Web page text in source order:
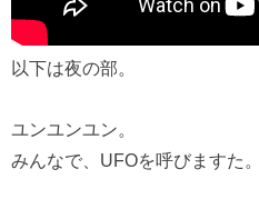
以下は夜の部。
ユンユンユン。
みんなで、UFOを呼びますた。